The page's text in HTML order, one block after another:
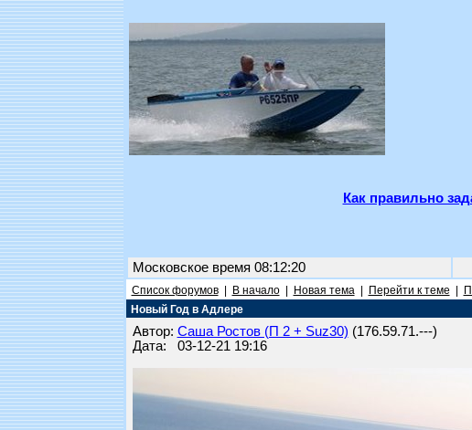
Как правильно
Московское время 08:12:20
Список форумов| В начало| Новая тема| Перейти к теме
Новый Год в Адлере
Автор: Саша Ростов (П 2 + Suz30) (176.59.71.---)
Дата: 03-12-21 19:16